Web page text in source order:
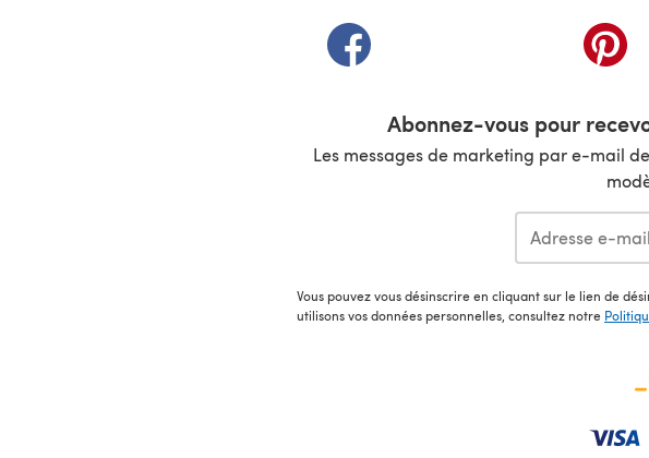
(s'ouvre dans un nouvel onglet)
Abonnez-vous pour
Les messages de marketing par e-mail
Vous pouvez vous désinscrire en cliquant sur le lien de
utilisons vos données personnelles, consultez notre